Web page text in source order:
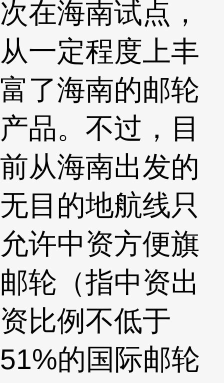
次在海南试点，
从一定程度上丰
富了海南的邮轮
产品。不过，目
前从海南出发的
无目的地航线只
允许中资方便旗
邮轮（指中资出
资比例不低于
51%的国际邮轮